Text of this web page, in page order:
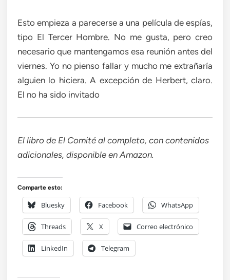
Esto empieza a parecerse a una película de espías,
tipo El Tercer Hombre. No me gusta, pero creo
necesario que mantengamos esa reunión antes del
viernes. Yo no pienso fallar y mucho me extrañaría
alguien lo hiciera. A excepción de Herbert, claro.
El no ha sido invitado
El libro de El Comité al completo, con contenidos
adicionales, disponible en Amazon.
Comparte esto:
Bluesky Facebook WhatsApp
Threads X Correo electrónico
LinkedIn Telegram